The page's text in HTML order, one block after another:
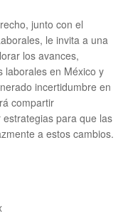
junto con el
le invita a una
los avances,
laborales en México y
incertidumbre en
compartir
para que las
a estos cambios.